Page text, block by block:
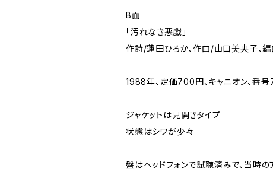
B面
「汚れなき悪戯」
作詩/蓮田ひろか、作曲/山口美央子、
1988年、定価700円、キャニオン、番
ジャケットは見開きタイプ
状態はシワが少々
盤はヘッドフォンで試聴済みで、当時